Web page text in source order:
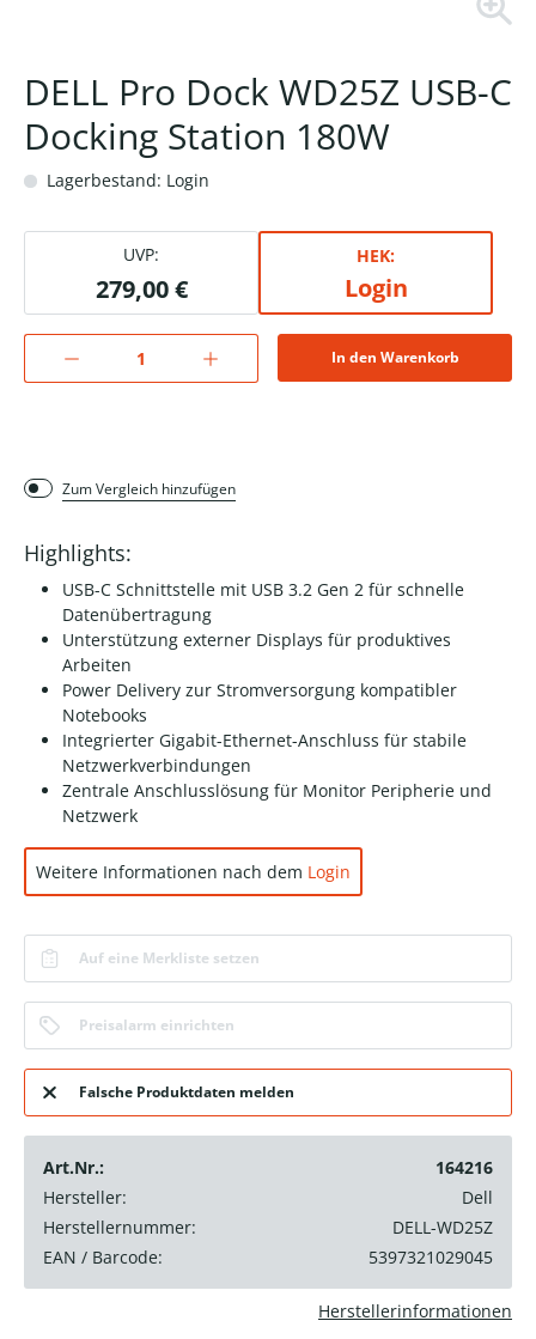
DELL Pro Dock WD25Z USB-C
Docking Station 180W
Lagerbestand: Login
UVP:
279,00 €
HEK:
Login
In den Warenkorb
Zum Vergleich hinzufügen
Highlights:
USB-C Schnittstelle mit USB 3.2 Gen 2 für schnelle
Datenübertragung
Unterstützung externer Displays für produktives
Arbeiten
Power Delivery zur Stromversorgung kompatibler
Notebooks
Integrierter Gigabit-Ethernet-Anschluss für stabile
Netzwerkverbindungen
Zentrale Anschlusslösung für Monitor Peripherie und
Netzwerk
Weitere Informationen nach dem Login
Auf eine Merkliste setzen
Preisalarm einrichten
Falsche Produktdaten melden
Art.Nr.:
164216
Hersteller:
Dell
Herstellernummer:
DELL-WD25Z
EAN / Barcode:
5397321029045
Herstellerinformationen